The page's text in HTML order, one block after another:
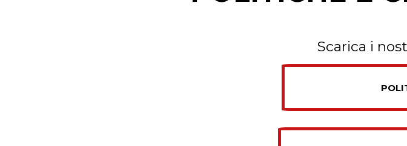
Scarica i